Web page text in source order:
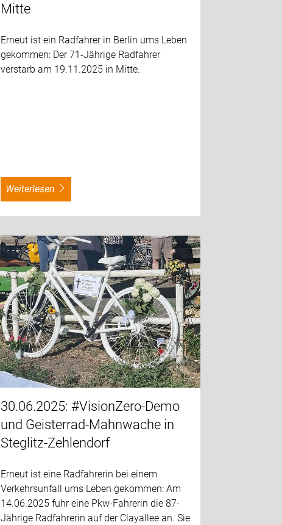
Mitte
Erneut ist ein Radfahrer in Berlin ums Leben
gekommen: Der 71-Jährige Radfahrer
verstarb am 19.11.2025 in Mitte.
weiterlesen
30.06.2025: #VisionZero-Demo
und Geisterrad-Mahnwache in
Steglitz-Zehlendorf
Erneut ist eine Radfahrerin bei einem
Verkehrsunfall ums Leben gekommen: Am
14.06.2025 fuhr eine Pkw-Fahrerin die 87-
Jährige Radfahrerin auf der Clayallee an. Sie